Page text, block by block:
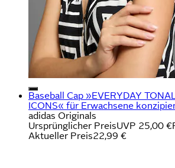
Baseball Cap »EVERYDAY
ICONS« für Erwachsene
adidas Originals
Ursprünglicher PreisUVP 25,00 €
Aktueller Preis22,99 €